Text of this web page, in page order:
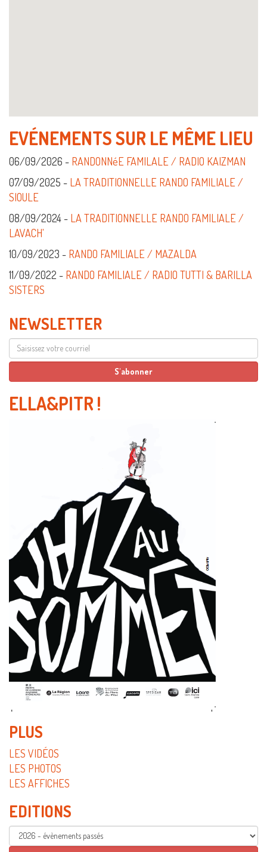
EVÉNEMENTS SUR LE MÊME LIEU
06/09/2026 - RANDONNéE FAMILALE / RADIO KAIZMAN
07/09/2025 - LA TRADITIONNELLE RANDO FAMILIALE /
SIOULE
08/09/2024 - LA TRADITIONNELLE RANDO FAMILIALE /
LAVACH'
10/09/2023 - RANDO FAMILIALE / MAZALDA
11/09/2022 - RANDO FAMILIALE / RADIO TUTTI & BARILLA
SISTERS
NEWSLETTER
ELLA&PITR !
PLUS
LES VIDÉOS
LES PHOTOS
LES AFFICHES
EDITIONS